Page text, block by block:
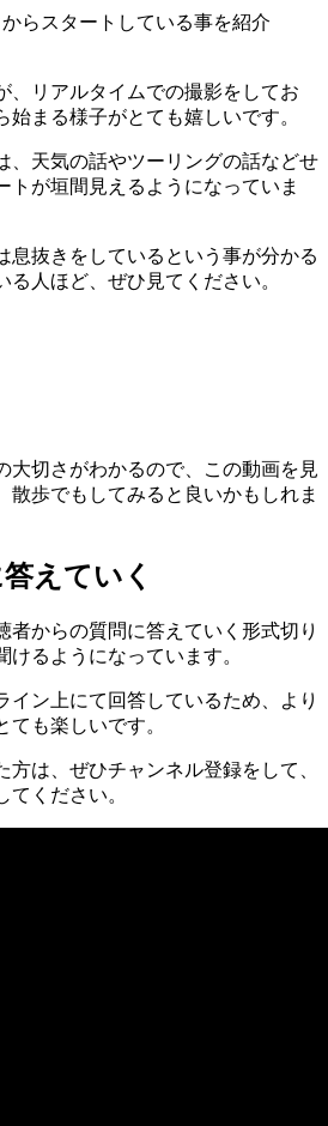
、リアルタイムでの撮影をしてお
始まる様子がとても嬉しいです。
、天気の話やツーリングの話などせ
トが垣間見えるようになっていま
息抜きをしているという事が分かる
人ほど、ぜひ見てください。
大切さがわかるので、この動画を見
散歩でもしてみると良いかもしれま
えていく
者からの質問に答えていく形式切り
るようになっています。
イン上にて回答しているため、より
ても楽しいです。
は、ぜひチャンネル登録をして、
てください。